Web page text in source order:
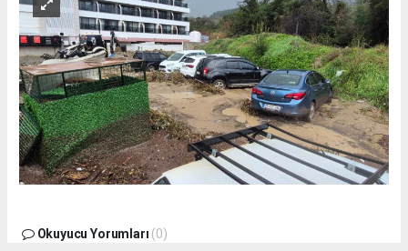
Okuyucu Yorumları (0)